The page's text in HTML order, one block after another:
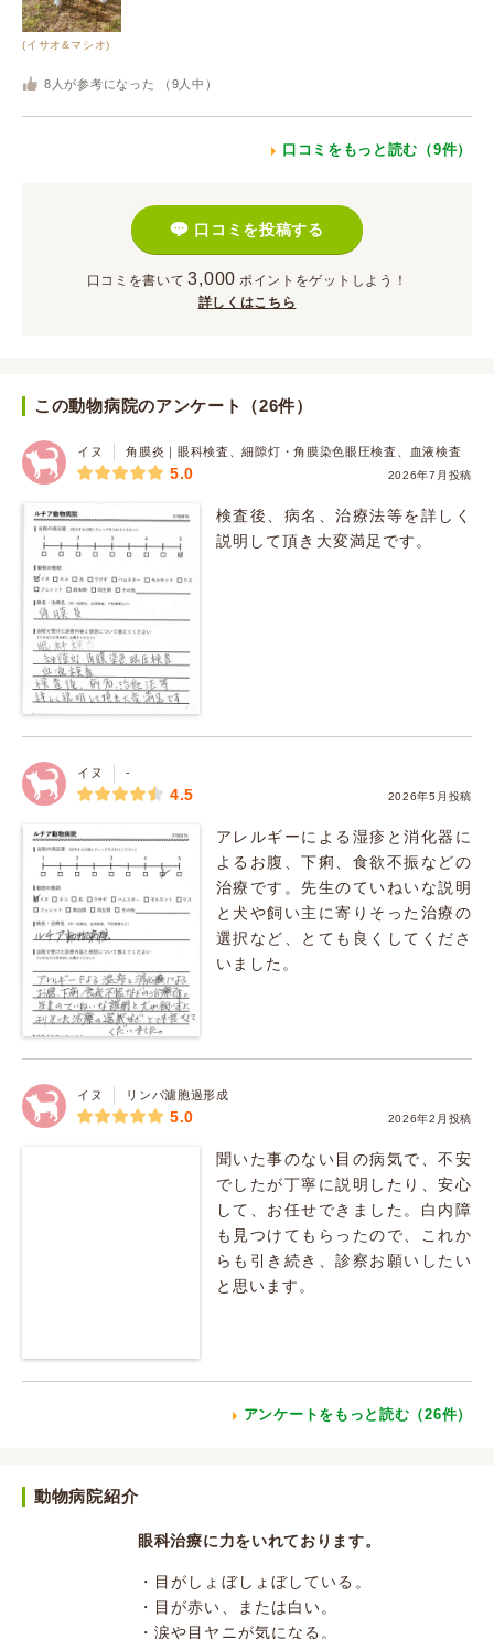
(イサオ&マシオ)
8 人が参考になった （ 9 人中）
口コミをもっと読む（9件）
口コミを投稿する
口コミを書いて 3,000 ポイント をゲットしよう！
詳しくはこちら
この動物病院のアンケート（26件）
イヌ 角膜炎｜眼科検査、細隙灯・角膜染色眼圧検査、血液検査
2026年7月投稿
5.0
検査後、病名、治療法等を詳しく
説明して頂き大変満足です。
イヌ -
2026年5月投稿
4.5
アレルギーによる湿疹と消化器に
よるお腹、下痢、食欲不振などの
治療です。先生のていねいな説明
と犬や飼い主に寄りそった治療の
選択など、とても良くしてくださ
いました。
イヌ リンパ濾胞過形成
2026年2月投稿
5.0
聞いた事のない目の病気で、不安
でしたが丁寧に説明したり、安心
して、お任せできました。白内障
も見つけてもらったので、これか
らも引き続き、診察お願いしたい
と思います。
アンケートをもっと読む（26件）
動物病院紹介
眼科治療に力をいれております。
・目がしょぼしょぼしている。
・目が赤い、または白い。
・涙や目ヤニが気になる。